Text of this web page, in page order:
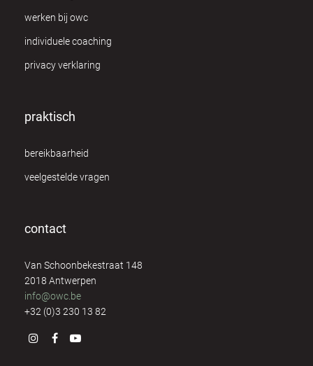
Freija Wouters
George van Elst
Guido Paeps
Ilse Geusens
Ingrid Debert
Irene Nolte
Isabelle Verstraeten
werken bij owc
individuele coaching
privacy verklaring
praktisch
bereikbaarheid
veelgestelde vragen
contact
Van Schoonbekestraat 148
2018 Antwerpen
info@owc.be
+32 (0)3 230 13 82